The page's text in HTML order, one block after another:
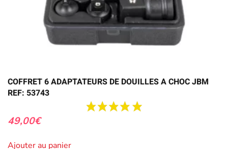
COFFRET 6 ADAPTATEURS DE DOUILLES A CHOC JBM
REF: 53743
49,00€
Ajouter au panier